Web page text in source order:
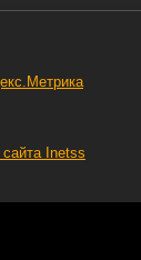
Inetss